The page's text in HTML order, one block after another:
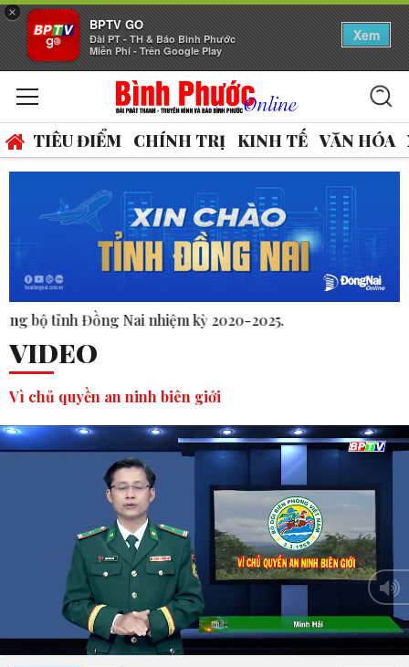
×
BPTV GO
Đài PT - TH & Báo Bình Phước
Miễn Phí - Trên Google Play
Xem
TIÊU ĐIỂM CHÍNH TRỊ KINH TẾ VĂN HÓA
2025.
VIDEO
Vì chủ quyền an ninh biên giới
Mute Loaded:
3.99%